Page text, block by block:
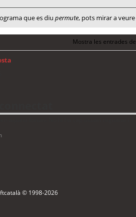
que es diu permute, pots mirar a
Mostra les entrades
© 1998-2026